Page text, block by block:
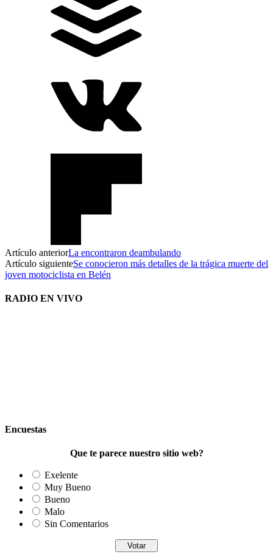
Artículo anteriorLa encontraron deambulando
Artículo siguienteSe conocieron más detalles de la trágica muerte del
joven motociclista en Belén
RADIO EN VIVO
Encuestas
Que te parece nuestro sitio web?
Exelente
Muy Bueno
Bueno
Malo
Sin Comentarios